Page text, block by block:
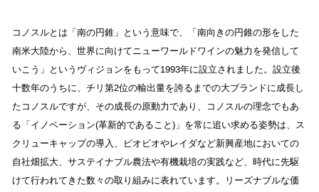
コノスルとは「南の円錐」という意味で、「南向きの円錐の形をした
南米大陸から、世界に向けてニューワールドワインの魅力を発信して
いこう」というヴィジョンをもって1993年に設立されました。設立後
十数年のうちに、チリ第2位の輸出量を誇るまでの大ブランドに成長し
たコノスルですが、その成長の原動力であり、コノスルの理念でもあ
る「イノベーション(革新的であること)」を常に追い求める姿勢は、ス
クリューキャップの導入、ビオビオやレイダなど新興産地においての
自社畑拡大、サステイナブル農法や有機栽培の実践など、時代に先駆
けて行われてきた数々の取り組みに表れています。リーズナブルな価